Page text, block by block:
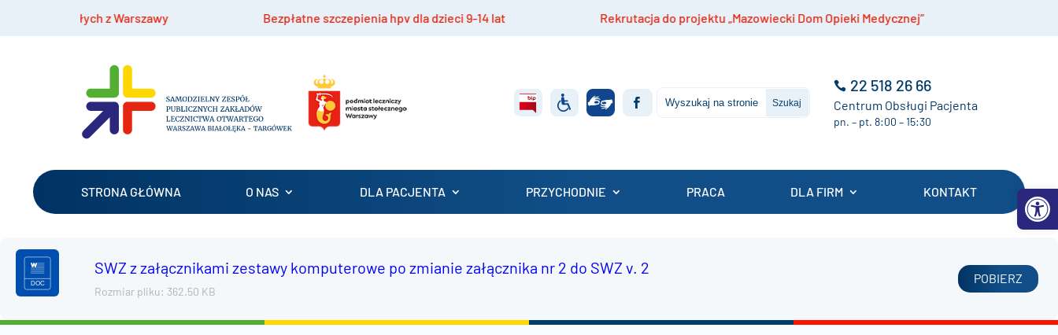
Bezpłatne szczepienia hpv dla dzieci 9-14 lat Rekrutacja do projektu „Mazowiecki Dom Opieki Medycznej” Szczepienia przeciwko
22 518 26 66
Centrum Obsługi Pacjenta
pn. – pt. 8:00 – 15:30
STRONA GŁÓWNA O NAS DLA PACJENTA PRZYCHODNIE PRACA DLA FIRM KONTAKT
SWZ z załącznikami zestawy komputerowe po zmianie załącznika nr 2 do SWZ v. 2
Rozmiar pliku: 362.50 KB
POBIERZ